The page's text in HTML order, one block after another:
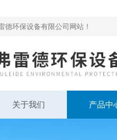
德环保设备有限公司网站！
关于我们 产品中